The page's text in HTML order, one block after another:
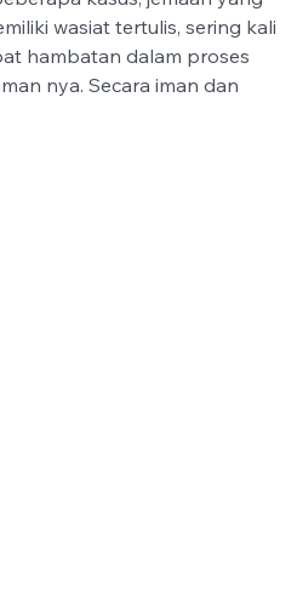
wasiat tertulis, sering kali
hambatan dalam proses
nya. Secara iman dan